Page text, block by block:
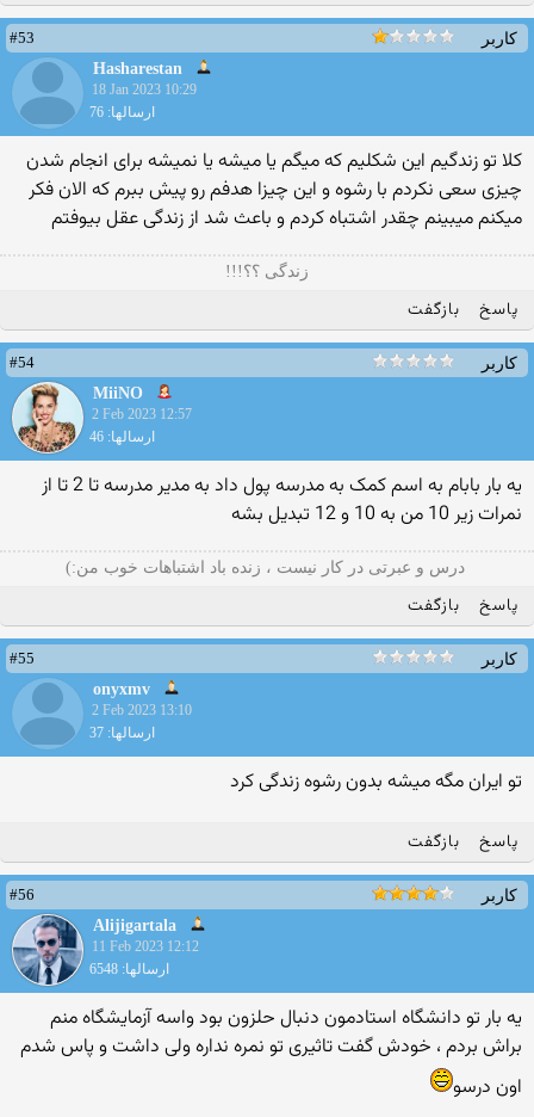
کاربر
#53
Hasharestan
18 Jan 2023 10:29
ارسالها: 76
کلا تو زندگیم این شکلیم که میگم یا میشه یا نمیشه برای انجام شدن
چیزی سعی نکردم با رشوه و این چیزا هدفم رو پیش ببرم که الان فکر
میکنم میبینم چقدر اشتباه کردم و باعث شد از زندگی عقل بیوفتم
زندگی ؟؟!!!
پاسخ بازگفت
کاربر
#54
MiiNO
2 Feb 2023 12:57
ارسالها: 46
یه بار بابام به اسم کمک به مدرسه پول داد به مدیر مدرسه تا 2 تا از
نمرات زیر 10 من به 10 و 12 تبدیل بشه
⁧⁧⁧‌ درس و عبرتی در کار نیست ، زنده باد اشتباهات خوب من:)
پاسخ بازگفت
کاربر
#55
onyxmv
2 Feb 2023 13:10
ارسالها: 37
تو ایران مگه میشه بدون رشوه زندگی کرد
پاسخ بازگفت
کاربر
#56
Alijigartala
11 Feb 2023 12:12
ارسالها: 6548
یه بار تو دانشگاه استادمون دنبال حلزون بود واسه آزمایشگاه منم
براش بردم ، خودش گفت تاثیری تو نمره نداره ولی داشت و پاس شدم
اون درسو